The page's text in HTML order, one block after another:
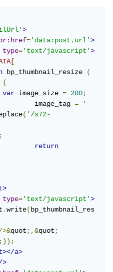
>
='data:post.url'>
type='text/javascript'>
bp_thumbnail_resize (
{
var image_size = 200;
				image_tag
=
'
('/s72-
;
return
type='text/javascript'>
.write(bp_thumbnail_res
/>&quot;,&quot;
;));
a>
>